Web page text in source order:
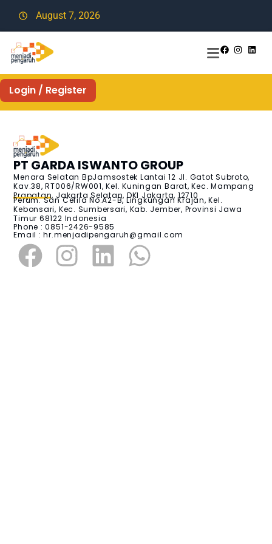
August 7, 2026
Login / Register
PT GARDA ISWANTO GROUP
Menara Selatan BpJamsostek Lantai 12 Jl. Gatot Subroto,
Kav.38, RT006/RW001, Kel. Kuningan Barat, Kec. Mampang
Prapatan, Jakarta Selatan, DKI Jakarta, 12710
Perum. San Cefila No.A2-B, Lingkungan Krajan, Kel.
Kebonsari, Kec. Sumbersari, Kab. Jember, Provinsi Jawa
Timur 68122 Indonesia
Phone : 0851-2426-9585
Email :hr.menjadipengaruh@gmail.com